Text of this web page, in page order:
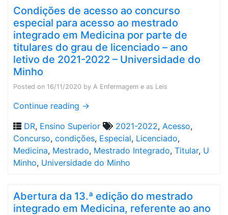
Condições de acesso ao concurso
especial para acesso ao mestrado
integrado em Medicina por parte de
titulares do grau de licenciado – ano
letivo de 2021-2022 – Universidade do
Minho
Posted on 16/11/2020 by A Enfermagem e as Leis
Continue reading →
DR, Ensino Superior 2021-2022, Acesso,
Concurso, condições, Especial, Licenciado,
Medicina, Mestrado, Mestrado Integrado, Titular, U
Minho, Universidade do Minho
Abertura da 13.ª edição do mestrado
integrado em Medicina, referente ao ano